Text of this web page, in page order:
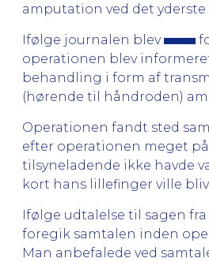
amputation ved det yderste
Ifølge journalen blev
operationen blev
behandling i form af
(hørende til håndroden)
Operationen fandt sted
efter operationen meget
tilsyneladende ikke havde
kort hans lillefinger ville
Ifølge udtalelse til sagen
foregik samtalen inden
Man anbefalede ved